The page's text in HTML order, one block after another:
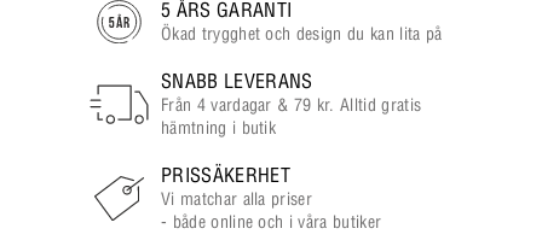
5 ÅRS GARANTI
Ökad trygghet och design du kan lita på
SNABB LEVERANS
Från 4 vardagar & 79 kr. Alltid gratis
hämtning i butik
PRISSÄKERHET
Vi matchar alla priser
- både online och i våra butiker